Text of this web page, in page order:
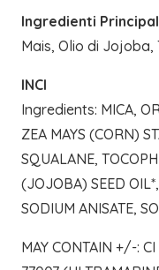
Ingredienti
Mais, Olio di Jojoba,
INCI
Ingredients: MICA,
ZEA MAYS (CORN)
SQUALANE,
(JOJOBA) SEED
SODIUM ANISATE,
MAY CONTAIN +/-: